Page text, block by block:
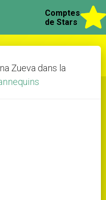
Comptes
de Stars
Zueva dans la